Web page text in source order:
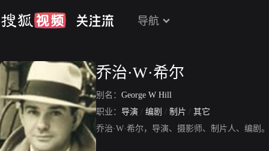
导航
乔治·W·希尔
别名： George W Hill
职业： 导演 / 编剧 / 制片 / 其它
乔治·W·希尔，导演、摄影师、制片人、编剧